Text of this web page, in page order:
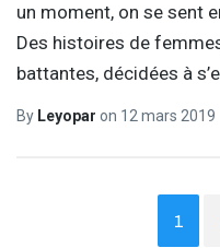
un moment, on se sent
Des histoires de
battantes, décidées à
By Leyopar on 12 mars 2019
1